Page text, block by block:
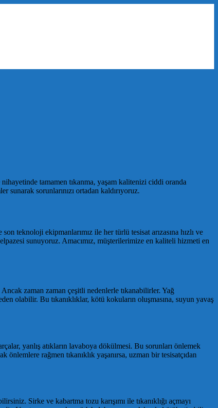
tamamen tıkanma, yaşam kalitenizi ciddi oranda
sorunlarınızı ortadan kaldırıyoruz.
teknoloji ekipmanlarımız ile her türlü tesisat arızasına hızlı ve
sunuyoruz. Amacımız, müşterilerimize en kaliteli hizmeti en
zaman zaman çeşitli nedenlerle tıkanabilirler. Yağ
olabilir. Bu tıkanıklıklar, kötü kokuların oluşmasına, suyun yavaş
yanlış atıkların lavaboya dökülmesi. Bu sorunları önlemek
rağmen tıkanıklık yaşanırsa, uzman bir tesisatçıdan
Sirke ve kabartma tozu karışımı ile tıkanıklığı açmayı